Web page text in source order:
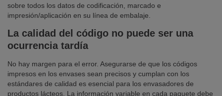
sobre todos los datos de codificación, marcado e
impresión/aplicación en su línea de embalaje.
La calidad del código no puede ser una
ocurrencia tardía
No hay margen para el error. Asegurarse de que los códigos
impresos en los envases sean precisos y cumplan con los
estándares de calidad es esencial para los envasadores de
productos lácteos. La información variable en cada paquete debe